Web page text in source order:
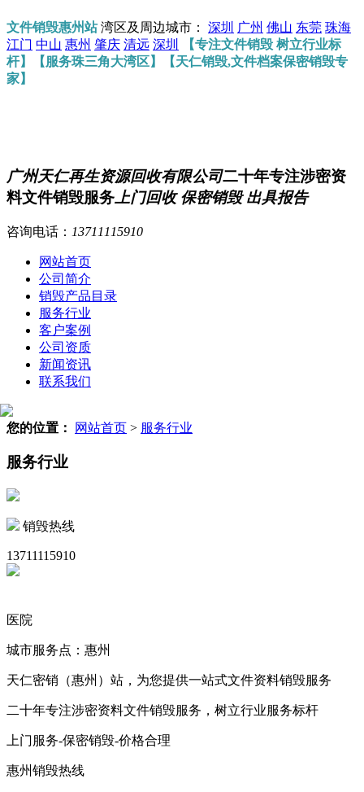
文件销毁惠州站湾区及周边城市： 深圳 广州 佛山 东莞 珠海
江门 中山 惠州 肇庆 清远 深圳
【专注文件销毁 树立行业标
杆】【服务珠三角大湾区】【天仁销毁,文件档案保密销毁专
家】
广州天仁再生资源回收有限公司二十年专注涉密资
料文件销毁服务 上门回收 保密销毁 出具报告
咨询电话： 13711115910
网站首页
公司简介
销毁产品目录
服务行业
客户案例
公司资质
新闻资讯
联系我们
您的位置： 网站首页 > 服务行业
服务行业
销毁热线
13711115910
医院
城市服务点：惠州
天仁密销（惠州）站，为您提供一站式文件资料销毁服务
二十年专注涉密资料文件销毁服务，树立行业服务标杆
上门服务-保密销毁-价格合理
惠州销毁热线